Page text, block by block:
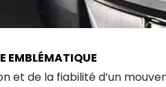
EMBLÉMATIQUE
et de la fiabilité d’un